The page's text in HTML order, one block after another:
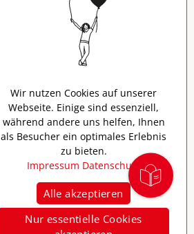
Prospekte
Presse
Creator Program
Wir nutzen Cookies auf unserer
Webseite. Einige sind essenziell,
während andere uns helfen, Ihnen
als Besucher ein optimales Erlebnis
zu bieten.
Impressum Datenschutz
Alle akzeptieren
Nur essentielle Cookies